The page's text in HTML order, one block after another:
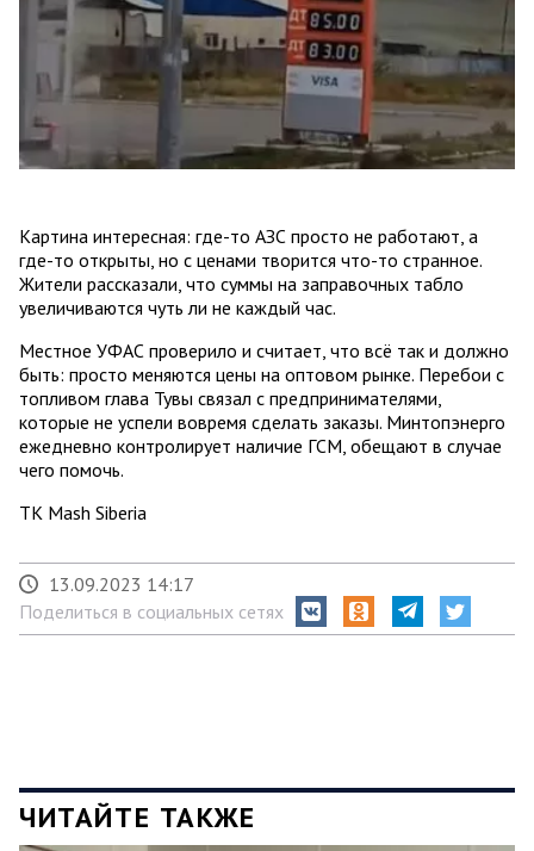
Картина интересная: где-то АЗС просто не работают, а
где-то открыты, но с ценами творится что-то странное.
Жители рассказали, что суммы на заправочных табло
увеличиваются чуть ли не каждый час.
Местное УФАС проверило и считает, что всё так и должно
быть: просто меняются цены на оптовом рынке. Перебои с
топливом глава Тувы связал с предпринимателями,
которые не успели вовремя сделать заказы. Минтопэнерго
ежедневно контролирует наличие ГСМ, обещают в случае
чего помочь.
ТК Mash Siberia
13.09.2023 14:17
Поделиться в социальных сетях
ЧИТАЙТЕ ТАКЖЕ